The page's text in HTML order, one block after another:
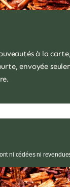
à la carte,
envoyée
ni cédées ni